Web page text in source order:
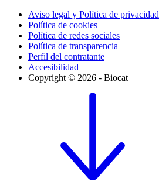
Aviso legal y Política de privacidad
Política de cookies
Política de redes sociales
Política de transparencia
Perfil del contratante
Accesibilidad
Copyright © 2026 - Biocat